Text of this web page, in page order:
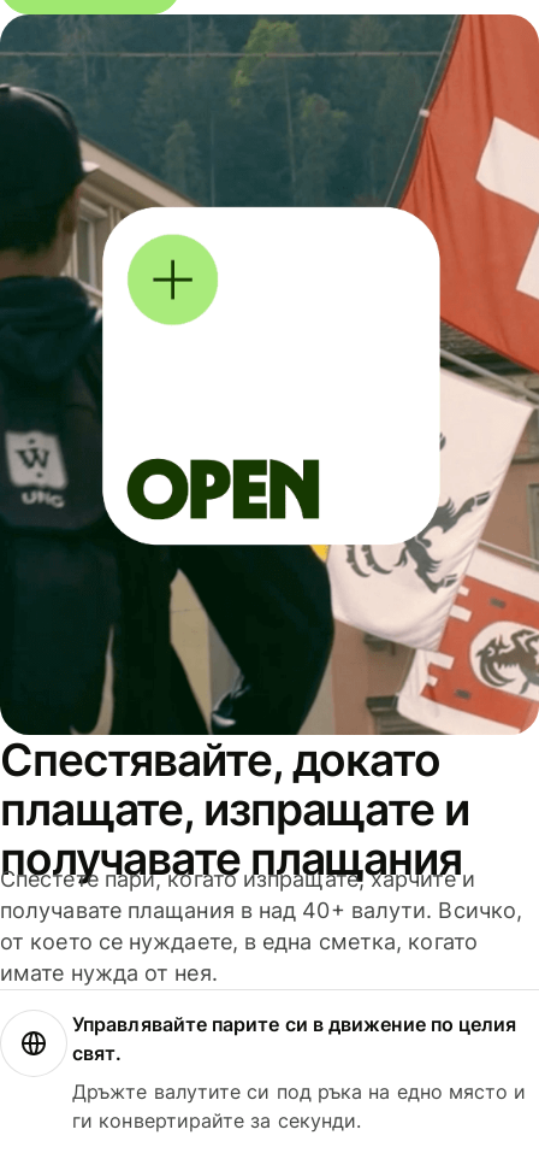
Спестявайте, докато
плащате, изпращате и
получавате плащания
Спестете пари, когато изпращате, харчите и
получавате плащания в над 40+ валути. Всичко,
от което се нуждаете, в една сметка, когато
имате нужда от нея.
Управлявайте парите си в движение по целия
свят.
Дръжте валутите си под ръка на едно място и
ги конвертирайте за секунди.